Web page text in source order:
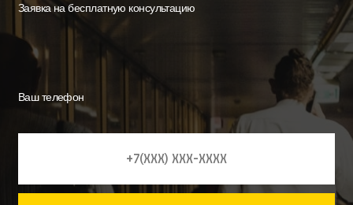
Заявка на бесплатную консультацию
Ваш телефон